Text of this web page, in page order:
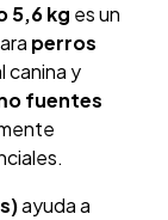
5,6 kg es un
perros
canina y
fuentes
ayuda a